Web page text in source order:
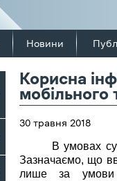
Новини
Корисна
30 травня 2018
В умовах
Зазначаємо, що
лише за умови